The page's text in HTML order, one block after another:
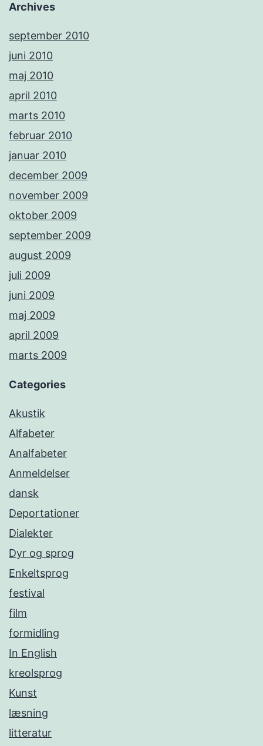
Archives
september 2010
juni 2010
maj 2010
april 2010
marts 2010
februar 2010
januar 2010
december 2009
november 2009
oktober 2009
september 2009
august 2009
juli 2009
juni 2009
maj 2009
april 2009
marts 2009
Categories
Akustik
Alfabeter
Analfabeter
Anmeldelser
dansk
Deportationer
Dialekter
Dyr og sprog
Enkeltsprog
festival
film
formidling
In English
kreolsprog
Kunst
læsning
litteratur